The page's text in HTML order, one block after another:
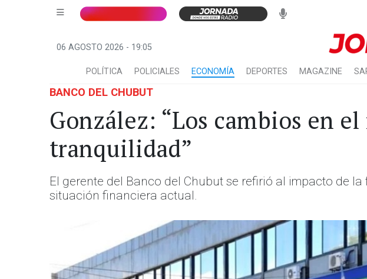
06 AGOSTO 2026 - 19:05
POLÍTICA POLICIALES ECONOMÍA DEPORTES MAGAZINE
BANCO DEL CHUBUT
González: “Los cambios en
tranquilidad”
El gerente del Banco del Chubut se refirió al impacto de
situación financiera actual.